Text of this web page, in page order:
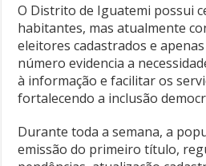
O Distrito de Iguatemi possui
habitantes, mas atualmente
eleitores cadastrados e
número evidencia a
à informação e facilitar os
fortalecendo a inclusão
Durante toda a semana, a
emissão do primeiro título,